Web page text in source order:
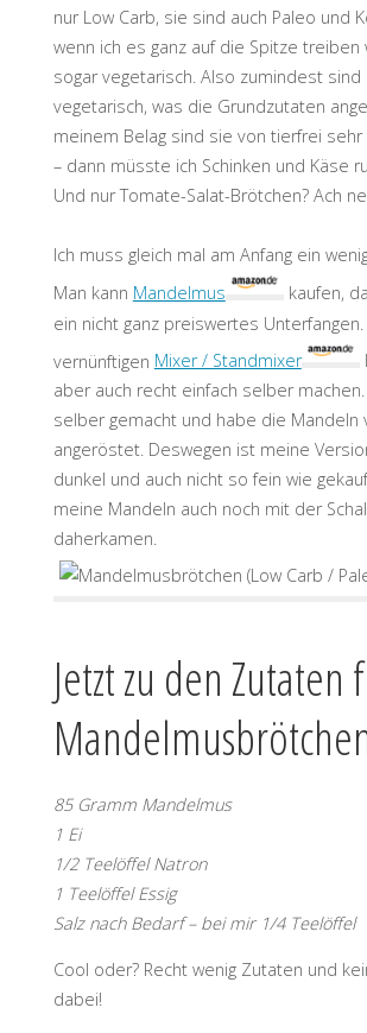
nur Low Carb, sie sind auch Paleo und
wenn ich es ganz auf die Spitze treiben
sogar vegetarisch. Also zumindest sind
vegetarisch, was die Grundzutaten
meinem Belag sind sie von tierfrei
– dann müsste ich Schinken und Käse
Und nur Tomate-Salat-Brötchen? Ach
Ich muss gleich mal am Anfang ein
Man kann Mandelmus
kaufen,
ein nicht ganz preiswertes
vernünftigen Mixer / Standmixer
aber auch recht einfach selber
selber gemacht und habe die Mandeln
angeröstet. Deswegen ist meine
dunkel und auch nicht so fein wie
meine Mandeln auch noch mit der
daherkamen.
Jetzt zu den Zutaten
85 Gramm Mandelmus
1 Ei
1/2 Teelöffel Natron
1 Teelöffel Essig
Salz nach Bedarf – bei mir 1/4 Teelöffel
Cool oder? Recht wenig Zutaten und
dabei!